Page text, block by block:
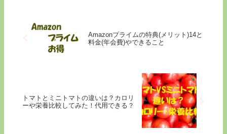
Amazonプライムの特典(メリット)14と
料金(年会費)やできること
トマトとミニトマトの違いは？カロリ
ーや栄養比較してみた！代用できる？